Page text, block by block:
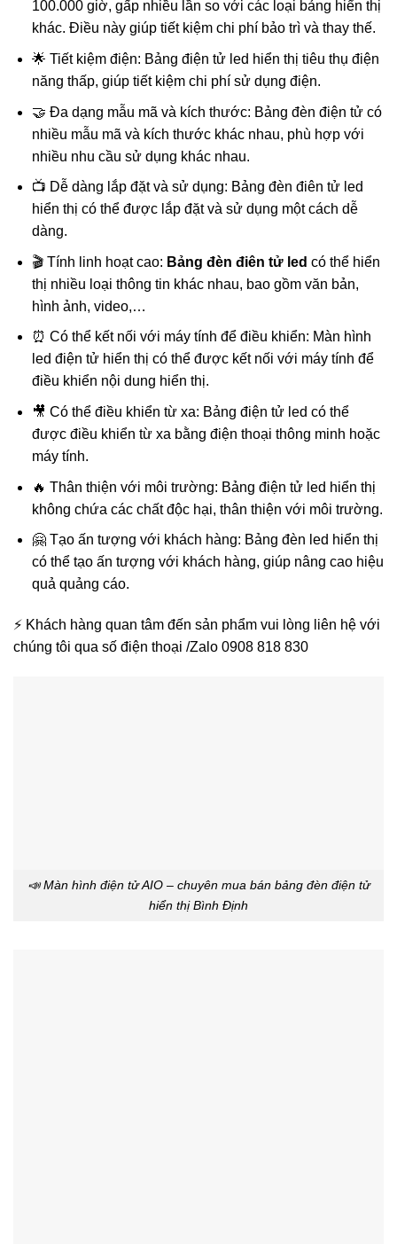
100.000 giờ, gấp nhiều lần so với các loại bảng hiển thị
khác. Điều này giúp tiết kiệm chi phí bảo trì và thay thế.
🌟 Tiết kiệm điện: Bảng điện tử led hiển thị tiêu thụ điện
năng thấp, giúp tiết kiệm chi phí sử dụng điện.
🤝 Đa dạng mẫu mã và kích thước: Bảng đèn điện tử có
nhiều mẫu mã và kích thước khác nhau, phù hợp với
nhiều nhu cầu sử dụng khác nhau.
📺 Dễ dàng lắp đặt và sử dụng: Bảng đèn điên tử led
hiển thị có thể được lắp đặt và sử dụng một cách dễ
dàng.
🎬 Tính linh hoạt cao: Bảng đèn điên tử led có thể hiển
thị nhiều loại thông tin khác nhau, bao gồm văn bản,
hình ảnh, video,…
⏰ Có thể kết nối với máy tính để điều khiển: Màn hình
led điện tử hiển thị có thể được kết nối với máy tính để
điều khiển nội dung hiển thị.
🎥 Có thể điều khiển từ xa: Bảng điện tử led có thể
được điều khiển từ xa bằng điện thoại thông minh hoặc
máy tính.
🔥 Thân thiện với môi trường: Bảng điện tử led hiển thị
không chứa các chất độc hại, thân thiện với môi trường.
🤗 Tạo ấn tượng với khách hàng: Bảng đèn led hiển thị
có thể tạo ấn tượng với khách hàng, giúp nâng cao hiệu
quả quảng cáo.
⚡ Khách hàng quan tâm đến sản phẩm vui lòng liên hệ với
chúng tôi qua số điện thoại /Zalo 0908 818 830
📣 Màn hình điện tử AIO – chuyên mua bán bảng đèn điện tử
hiển thị Bình Định